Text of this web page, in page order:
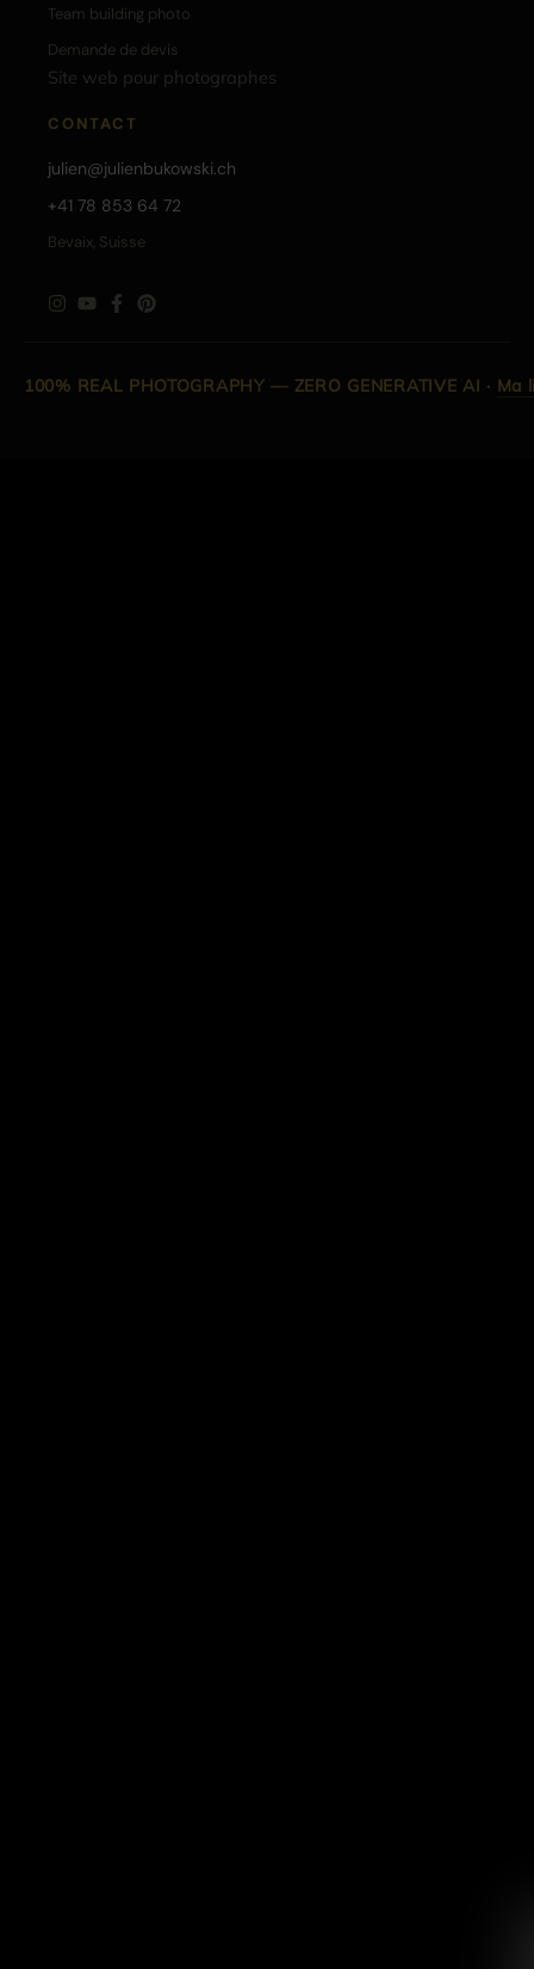
Team building photo
Demande de devis
Site web pour photographes
CONTACT
julien@julienbukowski.ch
+41 78 853 64 72
Bevaix, Suisse
100% REAL PHOTOGRAPHY — ZERO GENERATIVE AI · Ma